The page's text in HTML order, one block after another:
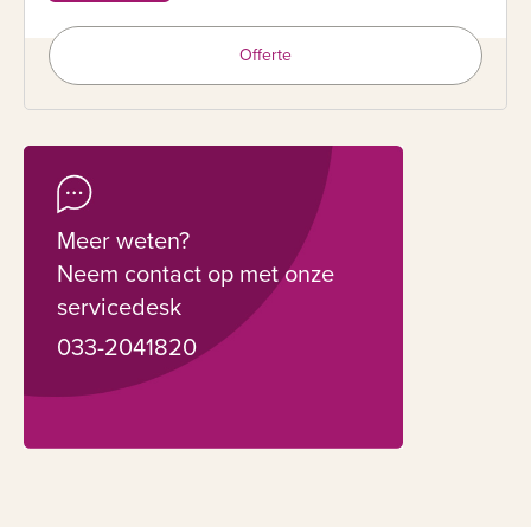
Offerte
Meer weten?
Neem contact op met onze
servicedesk
033-2041820